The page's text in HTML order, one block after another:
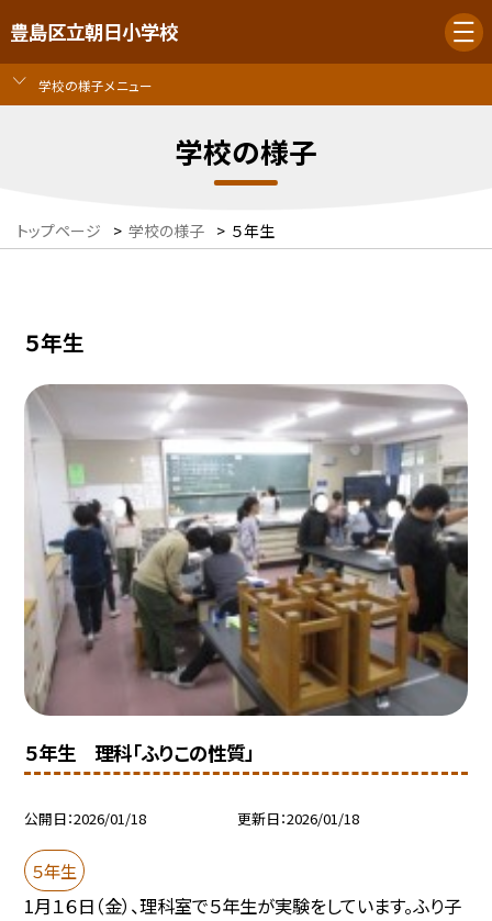
豊島区立朝日小学校
学校の様子メニュー
学校の様子
トップページ > 学校の様子 > ５年生
５年生
５年生 理科「ふりこの性質」
公開日 2026/01/18 更新日 2026/01/18
５年生
1月１６日（金）、理科室で５年生が実験をしています。ふり子